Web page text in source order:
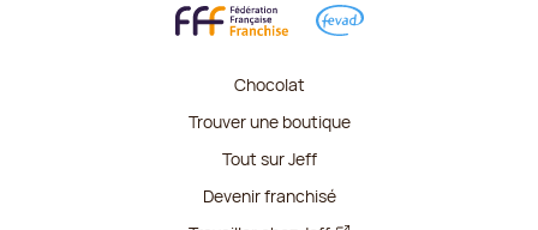
Chocolat
Trouver une boutique
Tout sur Jeff
Devenir franchisé